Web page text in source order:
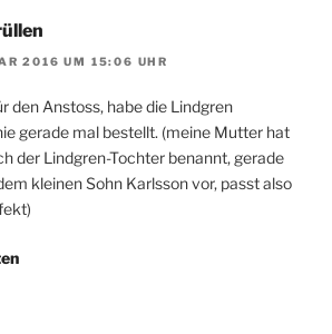
2016 UM 15:06 UHR
den Anstoss, habe die Lindgren
gerade mal bestellt. (meine Mutter hat
der Lindgren-Tochter benannt, gerade
kleinen Sohn Karlsson vor, passt also